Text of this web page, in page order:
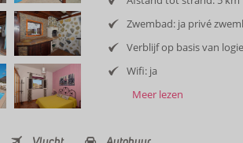
Zwembad: ja privé
Verblijf op basis van
Wifi: ja
Meer lezen